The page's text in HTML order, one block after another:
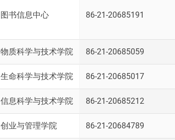
图书信息中心 86-21-20685191
物质科学与技术学院 86-21-20685059
生命科学与技术学院 86-21-20685017
信息科学与技术学院 86-21-20685212
创业与管理学院 86-21-20684789